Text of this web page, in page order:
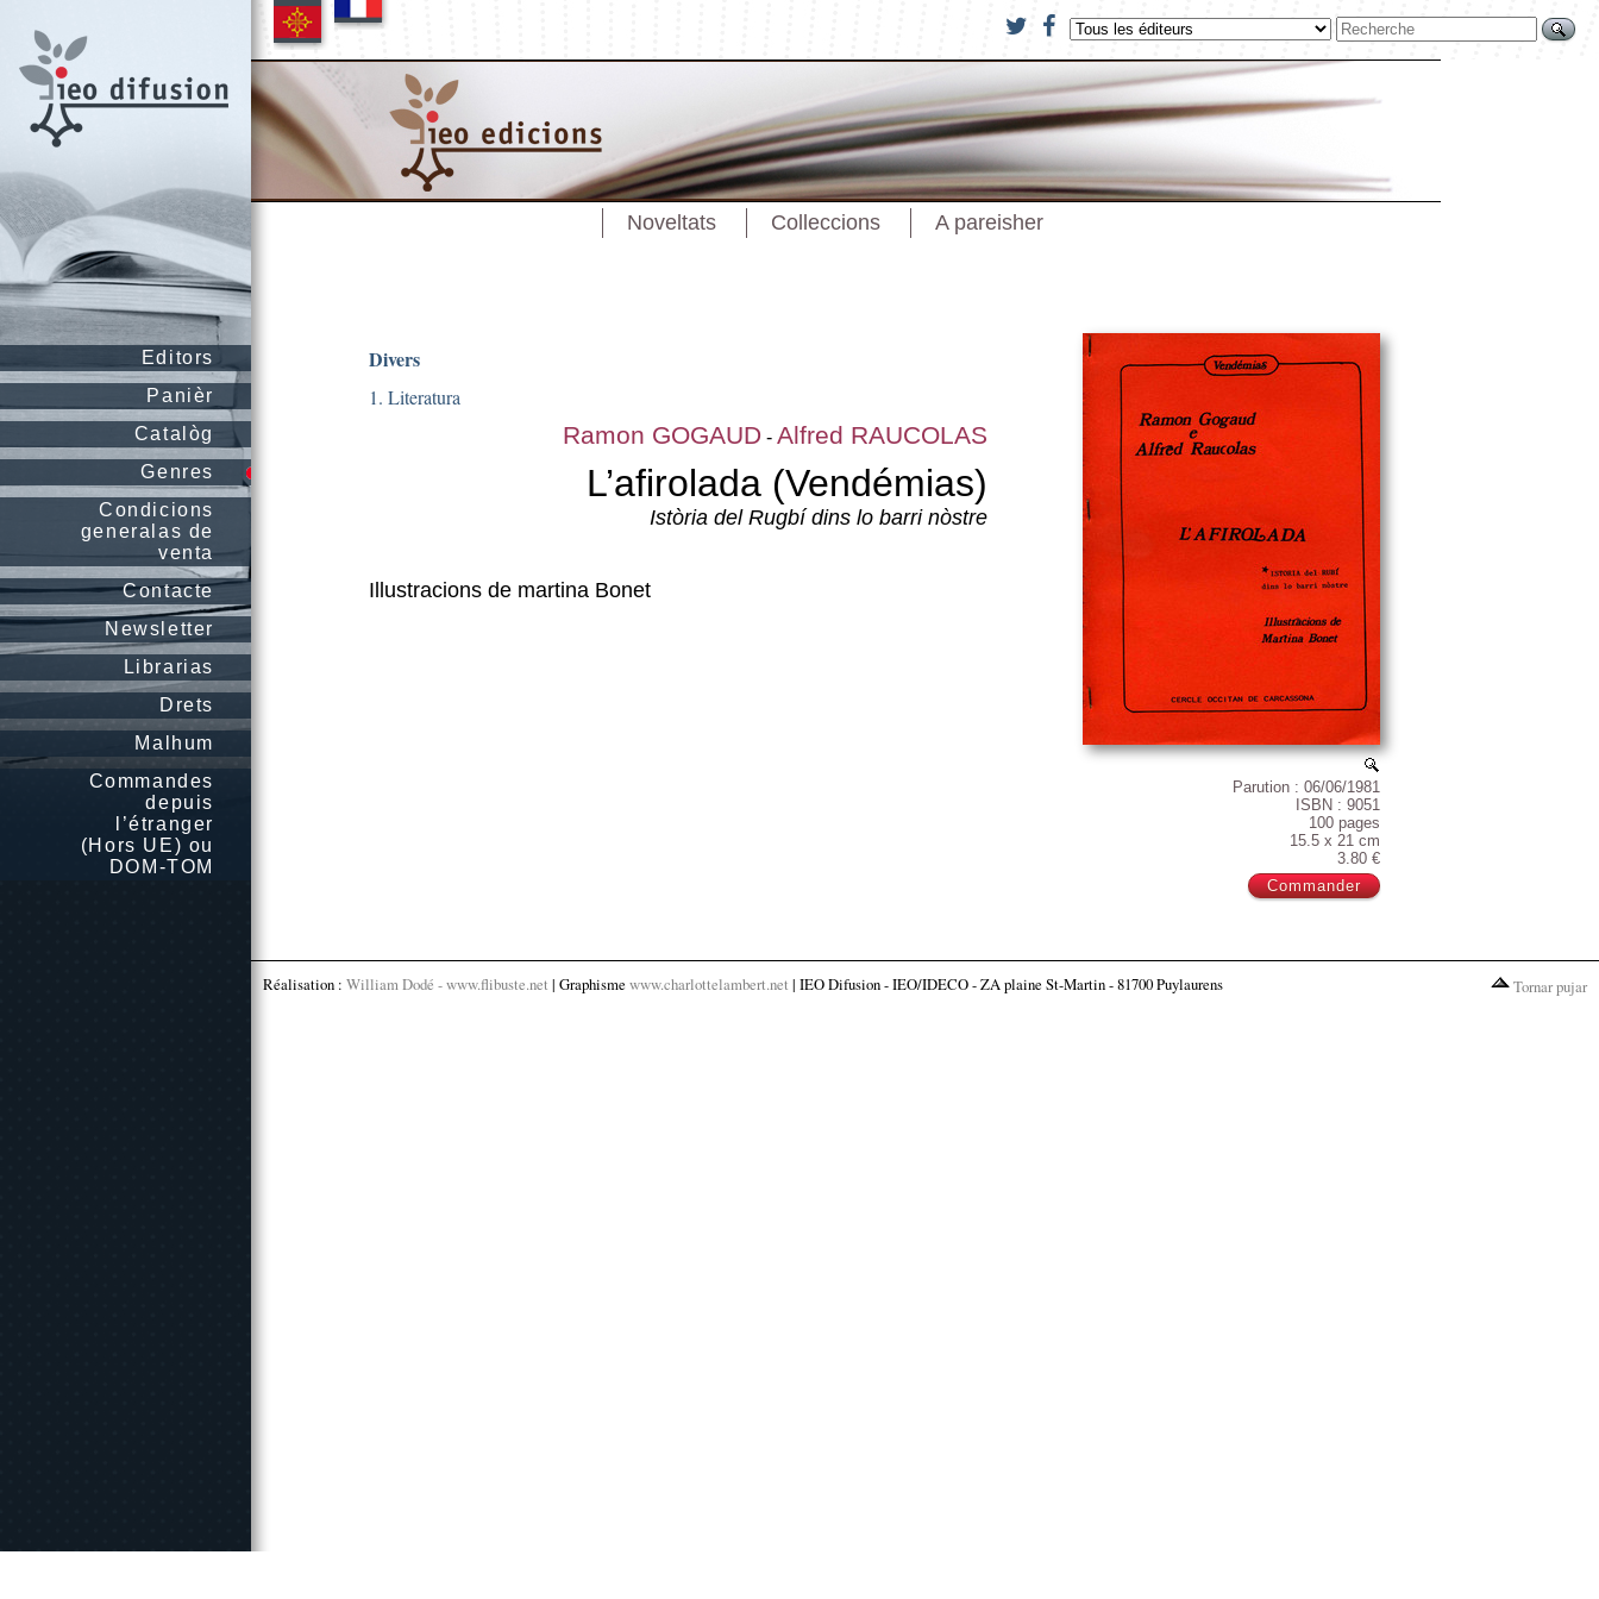
Editors
Panièr
Catalòg
Genres
Condicions
generalas de
venta
Contacte
Newsletter
Librarias
Drets
Malhum
Commandes
depuis
l’étranger
(Hors UE) ou
DOM-TOM
Noveltats Colleccions A pareisher
Parution : 06/06/1981
ISBN : 9051
100 pages
15.5 x 21 cm
3.80 €
Divers
1. Literatura
Ramon GOGAUD - Alfred RAUCOLAS
L’afirolada (Vendémias)
Istòria del Rugbí dins lo barri nòstre
Illustracions de martina Bonet
Réalisation : William Dodé - www.flibuste.net | Graphisme www.charlottelambert.net | IEO Difusion - IEO/IDECO - ZA plaine St-Martin - 81700 Puylaurens Tornar pujar